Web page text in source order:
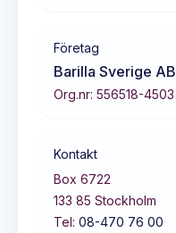
Företag
Barilla Sverige AB
Org.nr: 556518-4503
Kontakt
Box 6722
133 85 Stockholm
Tel: 08-470 76 00